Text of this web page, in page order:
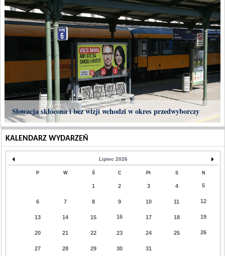
Słowacja skłócona i bez wizji wchodzi w okres przedwyborczy
KALENDARZ WYDARZEŃ
Lipiec 2026
P W Ś C Pt S N
1 2 3 4 5
6 7 8 9 10 11 12
13 14 15 16 17 18 19
20 21 22 23 24 25 26
27 28 29 30 31